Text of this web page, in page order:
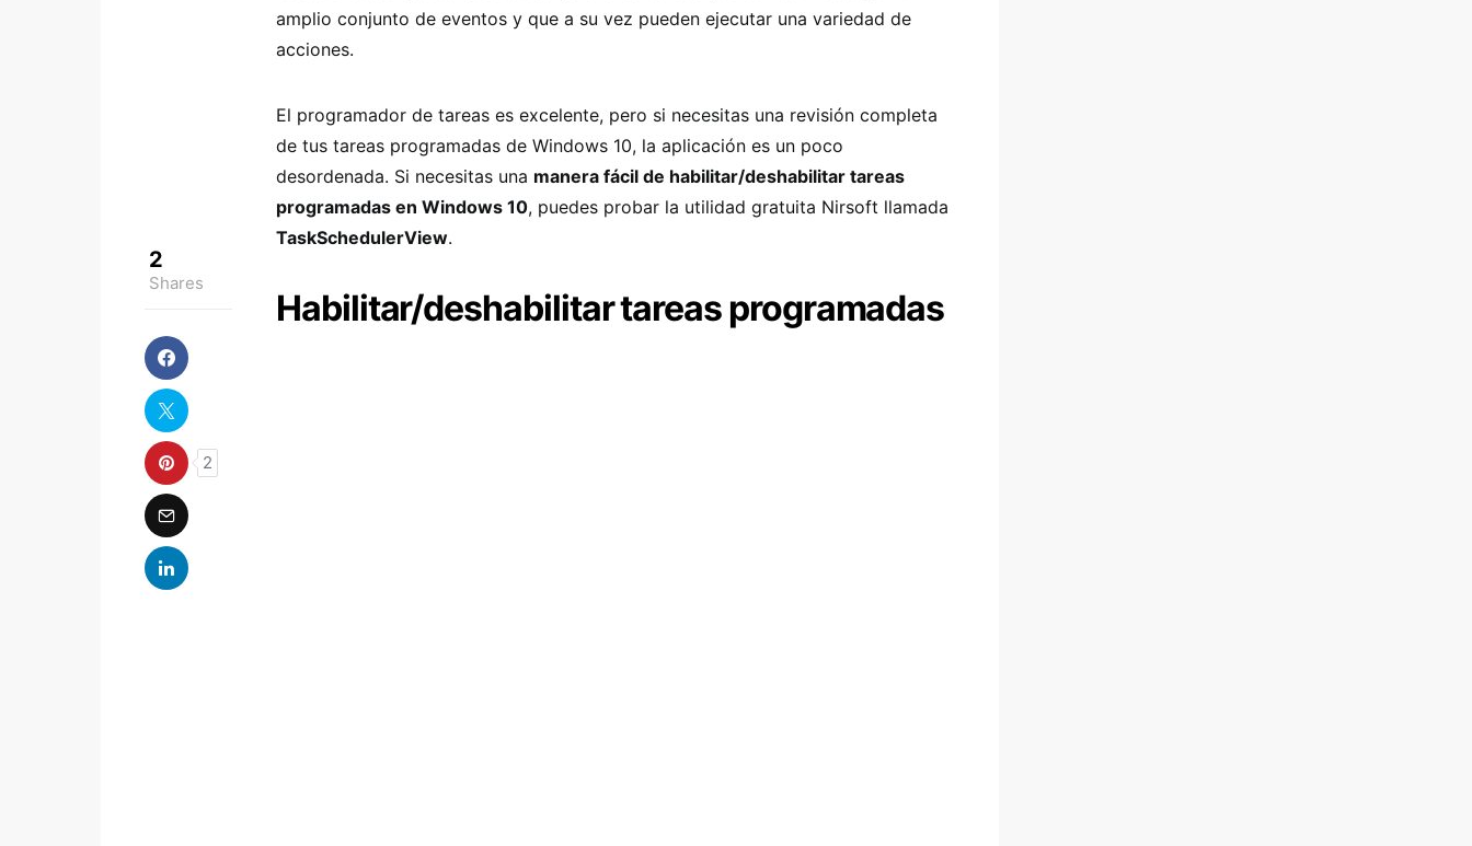
2
Shares
2
amplio conjunto de eventos y que a su vez pueden ejecutar una variedad de
acciones.
El programador de tareas es excelente, pero si necesitas una revisión completa
de tus tareas programadas de Windows 10, la aplicación es un poco
desordenada. Si necesitas una manera fácil de habilitar/deshabilitar tareas
programadas en Windows 10, puedes probar la utilidad gratuita Nirsoft llamada
TaskSchedulerView.
Habilitar/deshabilitar tareas programadas